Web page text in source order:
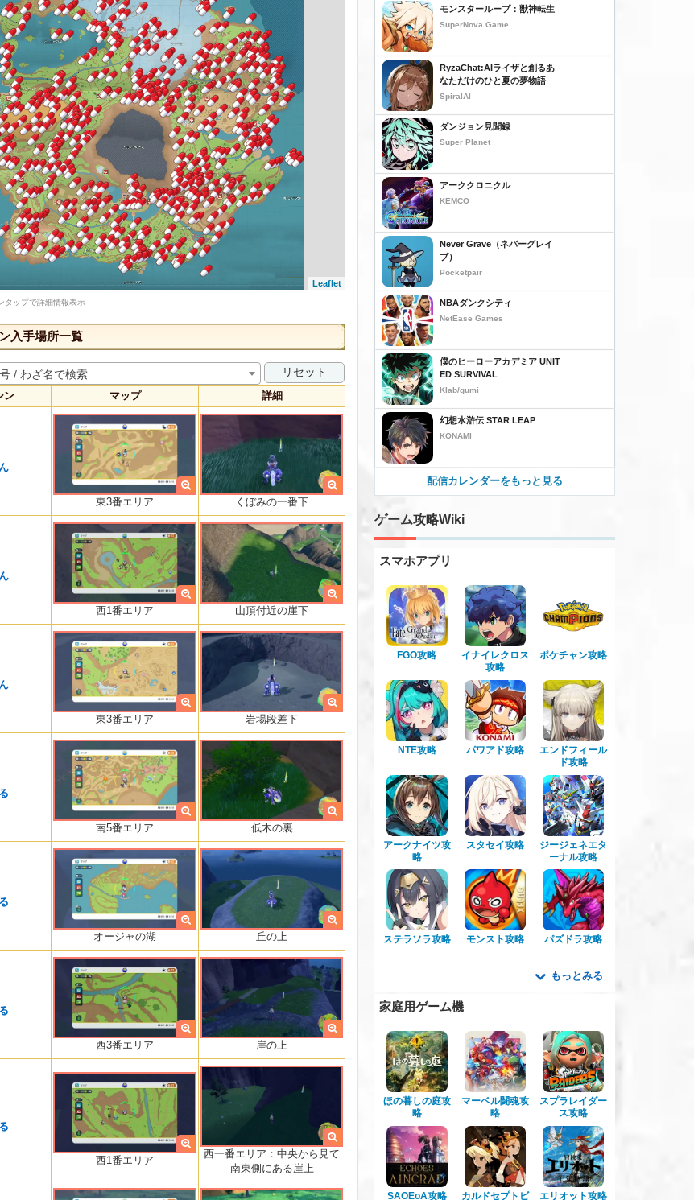
Leaflet
タップで詳細情報表示
入手場所一覧
/ わざ名で検索 リセット
ン マップ 詳細
東3番エリア くぼみの一番下
西1番エリア 山頂付近の崖下
東3番エリア 岩場段差下
南5番エリア 低木の裏
オージャの湖 丘の上
西3番エリア 崖の上
西1番エリア
西一番エリア：中央から見て
南東側にある崖上
モンスターループ：獣神転生
SuperNova Game
RyzaChat:AIライザと創るあ
なただけのひと夏の夢物語
SpiralAI
ダンジョン見聞録
Super Planet
アーククロニクル
KEMCO
Never Grave（ネバーグレイ
ブ）
Pocketpair
NBAダンクシティ
NetEase Games
僕のヒーローアカデミア UNIT
ED SURVIVAL
Klab/gumi
幻想水滸伝 STAR LEAP
KONAMI
配信カレンダーをもっと見る
ゲーム攻略Wiki
スマホアプリ
FGO攻略
イナイレクロス
攻略
ポケチャン攻略
NTE攻略 パワアド攻略
エンドフィール
ド攻略
アークナイツ攻
略
スタセイ攻略
ジージェネエタ
ーナル攻略
ステラソラ攻略 モンスト攻略 パズドラ攻略
もっとみる
家庭用ゲーム機
ほの暮しの庭攻
略
マーベル闘魂攻
略
スプラレイダー
ス攻略
SAOEoA攻略 カルドセプトビ エリオット攻略